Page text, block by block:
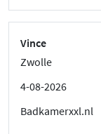
Vince
Zwolle
4-08-2026
Badkamerxxl.nl